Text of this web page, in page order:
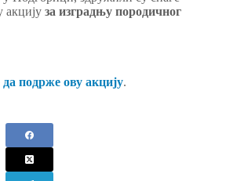
акцију за изградњу породичног
да подрже ову акцију.